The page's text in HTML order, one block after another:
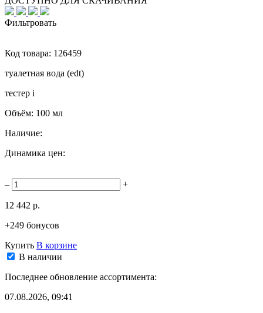
Фильтровать
Код товара: 126459
туалетная вода (edt)
тестер i
Объём: 100 мл
Наличие:
Динамика цен:
– +
12 442 р.
+249 бонусов
Купить В корзине
В наличии
Последнее обновление ассортимента:
07.08.2026, 09:41